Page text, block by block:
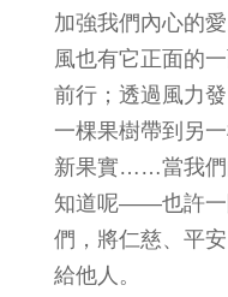
加強我們內心的愛
風也有它正面的
前行；透過風力
一棵果樹帶到另
新果實……當我們
知道呢——也許一
們，將仁慈、平
給他人。